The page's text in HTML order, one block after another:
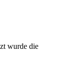
wurde die